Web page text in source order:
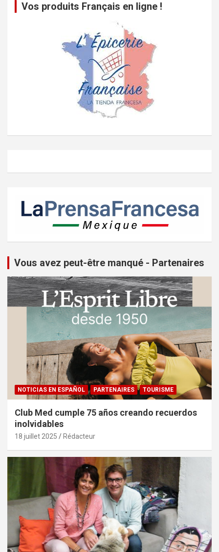
Vos produits Français en ligne !
Vous avez peut-être manqué - Partenaires
NOTICIAS EN ESPAÑOL PARTENAIRES TOURISME
Club Med cumple 75 años creando recuerdos
inolvidables
18 juillet 2025 Rédacteur